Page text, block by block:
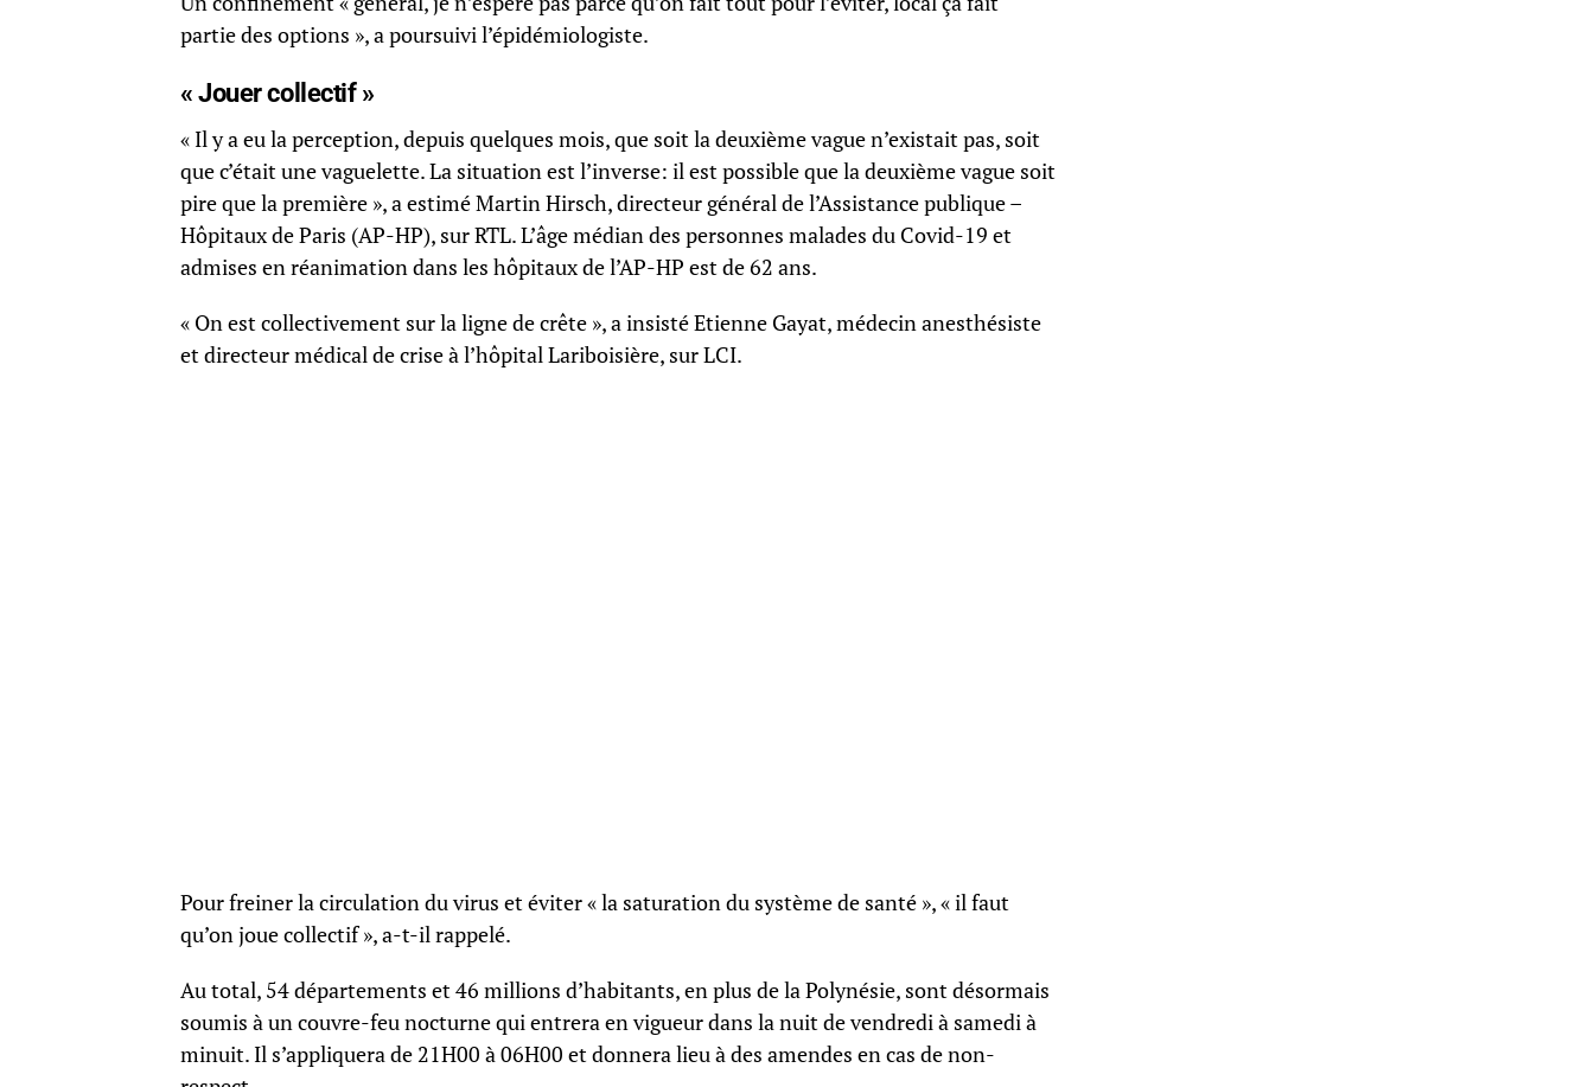
partie des options », a poursuivi l’épidémiologiste.
« Jouer collectif »
« Il y a eu la perception, depuis quelques mois, que soit la deuxième vague n’existait pas, soit
que c’était une vaguelette. La situation est l’inverse: il est possible que la deuxième vague soit
pire que la première », a estimé Martin Hirsch, directeur général de l’Assistance publique –
Hôpitaux de Paris (AP-HP), sur RTL. L’âge médian des personnes malades du Covid-19 et
admises en réanimation dans les hôpitaux de l’AP-HP est de 62 ans.
« On est collectivement sur la ligne de crête », a insisté Etienne Gayat, médecin anesthésiste
et directeur médical de crise à l’hôpital Lariboisière, sur LCI.
Pour freiner la circulation du virus et éviter « la saturation du système de santé », « il faut
qu’on joue collectif », a-t-il rappelé.
Au total, 54 départements et 46 millions d’habitants, en plus de la Polynésie, sont désormais
soumis à un couvre-feu nocturne qui entrera en vigueur dans la nuit de vendredi à samedi à
minuit. Il s’appliquera de 21H00 à 06H00 et donnera lieu à des amendes en cas de non-